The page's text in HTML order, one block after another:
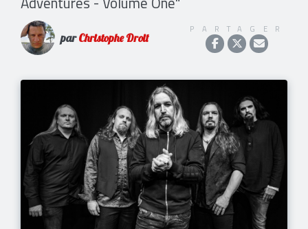
parChristophe Droit
PARTAGER